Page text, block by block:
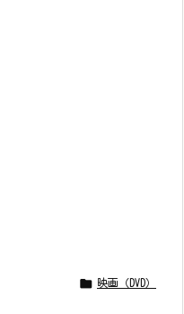
 映画（DVD）